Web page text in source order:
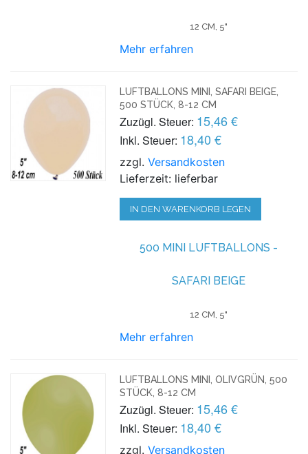
12 CM, 5"
Mehr erfahren
LUFTBALLONS MINI, SAFARI BEIGE,
500 STÜCK, 8-12 CM
Zuzügl. Steuer: 15,46 €
Inkl. Steuer: 18,40 €
zzgl.Versandkosten
Lieferzeit: lieferbar
IN DEN WARENKORB LEGEN
500 MINI LUFTBALLONS -
SAFARI BEIGE
12 CM, 5"
Mehr erfahren
LUFTBALLONS MINI, OLIVGRÜN, 500
STÜCK, 8-12 CM
Zuzügl. Steuer: 15,46 €
Inkl. Steuer: 18,40 €
zzgl.Versandkosten